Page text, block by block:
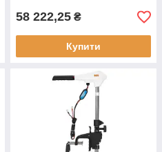
58 222,25 ₴
Купити